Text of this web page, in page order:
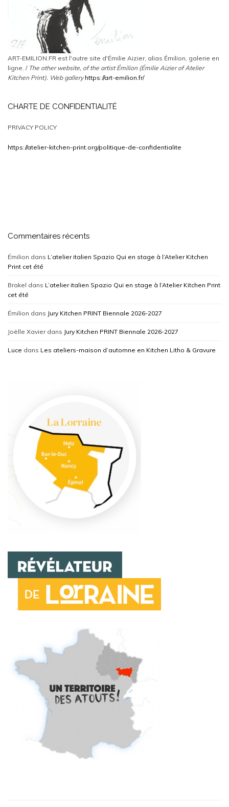
ART-EMILION.FR est l'autre site d'Émilie Aizier, alias Émilion, galerie en
ligne. / The other website, of the artist Émilion (Émilie Aizier of Atelier
Kitchen Print). Web gallery https://art-emilion.fr/
CHARTE DE CONFIDENTIALITÉ
PRIVACY POLICY
https://atelier-kitchen-print.org/politique-de-confidentialite
Commentaires récents
Émilion dans L’atelier italien Spazio Qui en stage à l’Atelier Kitchen
Print cet été
Brakel dans L’atelier italien Spazio Qui en stage à l’Atelier Kitchen Print
cet été
Émilion dans Jury Kitchen PRINT Biennale 2026-2027
Joëlle Xavierdans Jury Kitchen PRINT Biennale 2026-2027
Luce dans Les ateliers-maison d’automne en Kitchen Litho & Gravure